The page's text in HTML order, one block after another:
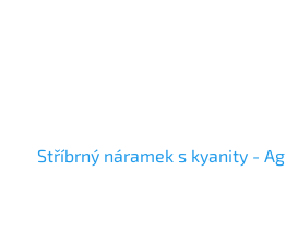
Stříbrný náramek s kyanity -